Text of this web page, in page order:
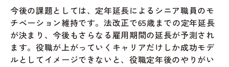
今後の課題としては、定年延長によるシニア職員のモ
チベーション維持です。法改正で65歳までの定年延長
が決まり、今後もさらなる雇用期間の延長が予測され
ます。役職が上がっていくキャリアだけしか成功モデ
ルとしてイメージできないと、役職定年後のやりがい